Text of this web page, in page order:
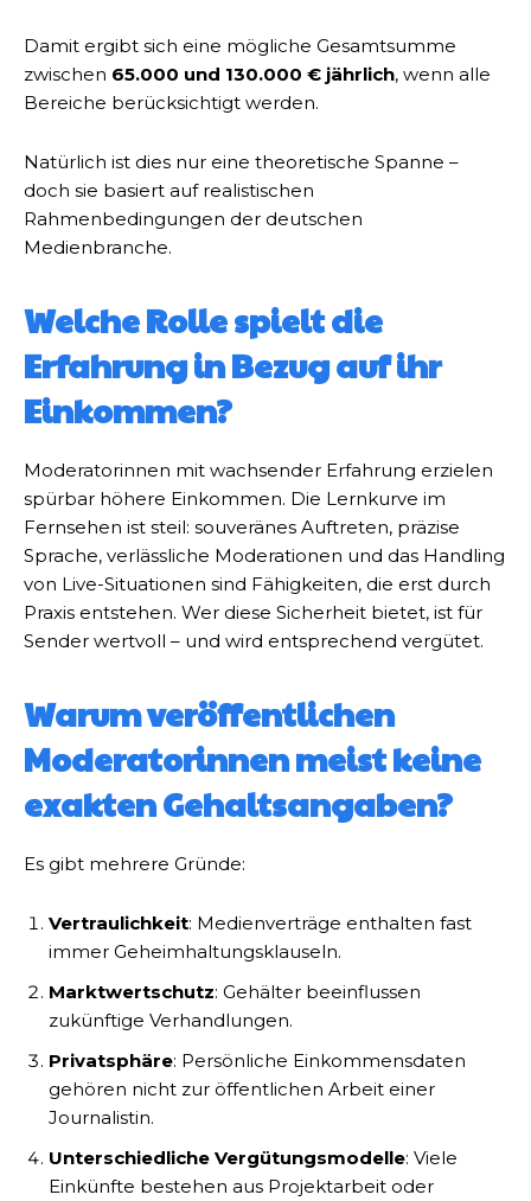
Damit ergibt sich eine mögliche Gesamtsumme
zwischen 65.000 und 130.000 € jährlich, wenn alle
Bereiche berücksichtigt werden.
Natürlich ist dies nur eine theoretische Spanne –
doch sie basiert auf realistischen
Rahmenbedingungen der deutschen
Medienbranche.
Welche Rolle spielt die
Erfahrung in Bezug auf ihr
Einkommen?
Moderatorinnen mit wachsender Erfahrung erzielen
spürbar höhere Einkommen. Die Lernkurve im
Fernsehen ist steil: souveränes Auftreten, präzise
Sprache, verlässliche Moderationen und das Handling
von Live-Situationen sind Fähigkeiten, die erst durch
Praxis entstehen. Wer diese Sicherheit bietet, ist für
Sender wertvoll – und wird entsprechend vergütet.
Warum veröffentlichen
Moderatorinnen meist keine
exakten Gehaltsangaben?
Es gibt mehrere Gründe:
Vertraulichkeit: Medienverträge enthalten fast
immer Geheimhaltungsklauseln.
Marktwertschutz: Gehälter beeinflussen
zukünftige Verhandlungen.
Privatsphäre: Persönliche Einkommensdaten
gehören nicht zur öffentlichen Arbeit einer
Journalistin.
Unterschiedliche Vergütungsmodelle: Viele
Einkünfte bestehen aus Projektarbeit oder